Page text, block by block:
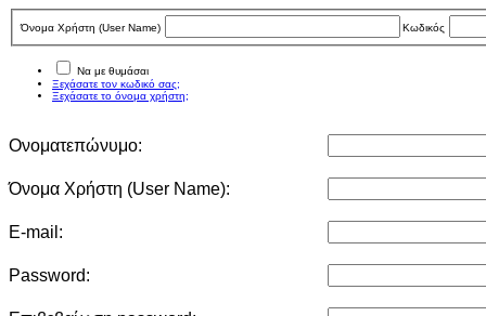
Όνομα Χρήστη (User Νame) Κωδικός
Να με θυμάσαι
Ξεχάσατε τον κωδικό σας;
Ξεχάσατε το όνομα χρήστη;
Ονοματεπώνυμο:
Όνομα Χρήστη (User Νame):
E-mail:
Password: